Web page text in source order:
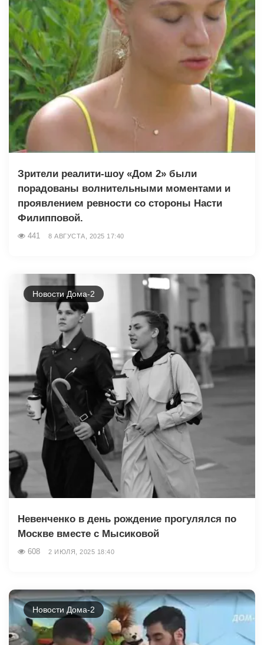
Зрители реалити-шоу «Дом 2» были
порадованы волнительными моментами и
проявлением ревности со стороны Насти
Филипповой.
441 8 АВГУСТА, 2025 17:40
Новости Дома-2
Невенченко в день рождение прогулялся по
Москве вместе с Мысиковой
608 2 ИЮЛЯ, 2025 18:40
Новости Дома-2